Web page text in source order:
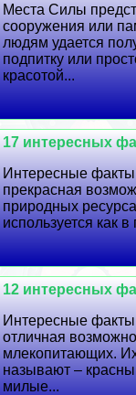
Места Силы
сооружения или
людям удается
подпитку или
красотой...
17 интересных
Интересные факты
прекрасная
природных
используется как
12 интересных
Интересные
отличная
млекопитающих.
называют –
милые...